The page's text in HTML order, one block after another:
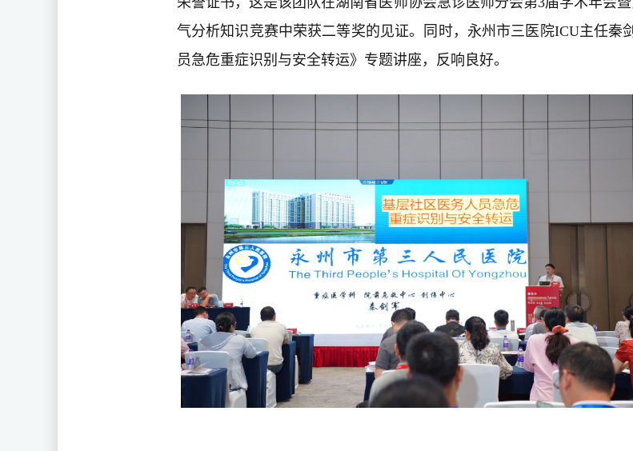
气分析知识竞赛中荣获二等奖的见证。同时，永州市三医院ICU主任秦
员急危重症识别与安全转运》专题讲座，反响良好。